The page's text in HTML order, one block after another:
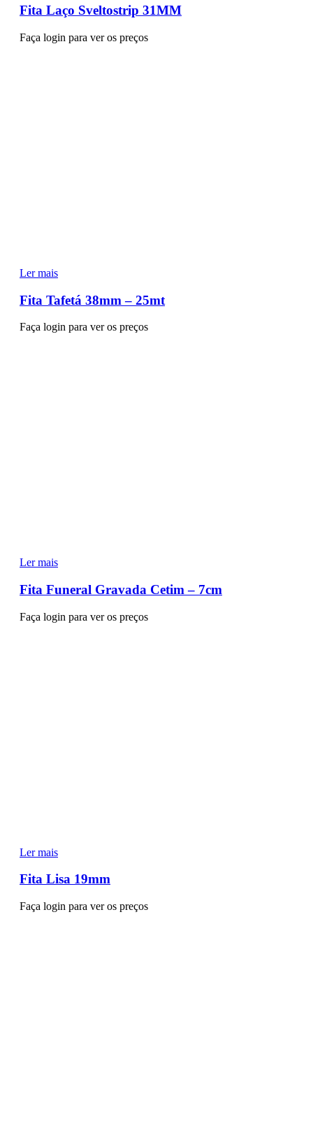
Fita Laço Sveltostrip 31MM
Faça login para ver os preços
Ler mais
Fita Tafetá 38mm – 25mt
Faça login para ver os preços
Ler mais
Fita Funeral Gravada Cetim – 7cm
Faça login para ver os preços
Ler mais
Fita Lisa 19mm
Faça login para ver os preços